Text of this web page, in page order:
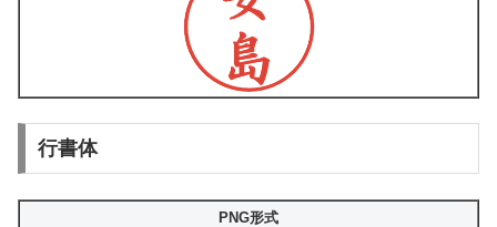
行書体
PNG形式